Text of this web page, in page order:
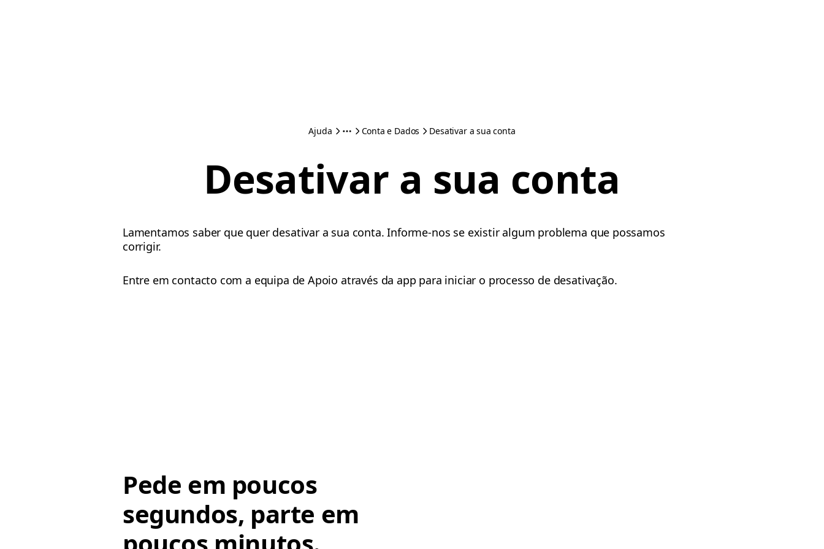
Ajuda Conta e Dados Desativar a sua conta
Desativar a sua conta
Lamentamos saber que quer desativar a sua conta. Informe-nos se existir algum problema que possamos
corrigir.
Entre em contacto com a equipa de Apoio através da app para iniciar o processo de desativação.
Pede em poucos
segundos, parte em